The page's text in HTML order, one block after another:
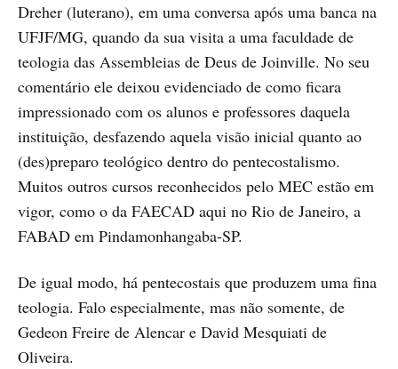
Dreher (luterano), em uma conversa após uma banca na
UFJF/MG, quando da sua visita a uma faculdade de
teologia das Assembleias de Deus de Joinville. No seu
comentário ele deixou evidenciado de como ficara
impressionado com os alunos e professores daquela
instituição, desfazendo aquela visão inicial quanto ao
(des)preparo teológico dentro do pentecostalismo.
Muitos outros cursos reconhecidos pelo MEC estão em
vigor, como o da FAECAD aqui no Rio de Janeiro, a
FABAD em Pindamonhangaba-SP.
De igual modo, há pentecostais que produzem uma fina
teologia. Falo especialmente, mas não somente, de
Gedeon Freire de Alencar e David Mesquiati de
Oliveira.